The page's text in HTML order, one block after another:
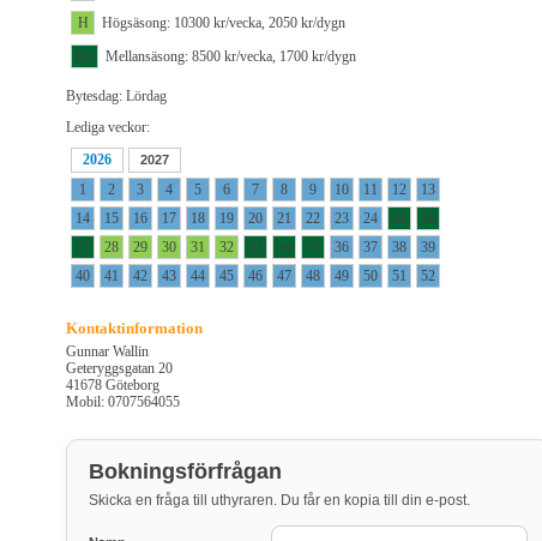
H
Högsäsong: 10300 kr/vecka, 2050 kr/dygn
M1
Mellansäsong: 8500 kr/vecka, 1700 kr/dygn
Bytesdag: Lördag
Lediga veckor:
2026
2027
1 2 3 4 5 6 7 8 9 10 11 12
13
14
15 16 17 18 19 20 21 22 23 24 25
26
27
28 29 30 31 32 33 34 35 36 37 38
39
40
41 42 43 44 45 46 47 48 49 50 51 52
Kontaktinformation
Gunnar Wallin
Geteryggsgatan 20
41678 Göteborg
Mobil: 0707564055
Bokningsförfrågan
Skicka en fråga till uthyraren. Du får en kopia till din e-post.